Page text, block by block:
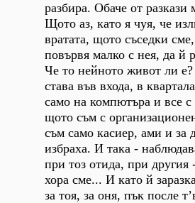
разбира. Обаче от разкази
Щото аз, като я чуя, че
вратата, щото съседки
повървя малко с нея, да й
Че то нейното живот ли
става във входа, в
само на компютъра и все
щото съм с
съм само касиер, ами и за
избраха. И така -
при тоз отида, при другия
хора сме... И като й
за тоя, за оня, пък после